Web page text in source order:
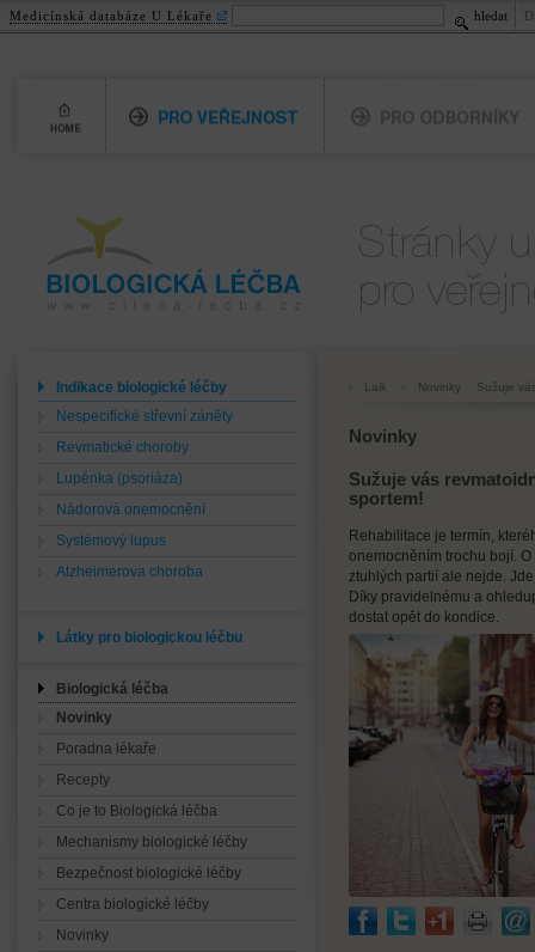
Biologická léčba Pro veřejnost
Indikace biologické léčby
Nespecifické střevní záněty
Revmatické choroby
Lupénka (psoriáza)
Nádorová onemocnění
Systémový lupus
Alzheimerova choroba
Látky pro biologickou léčbu
Biologická léčba
Novinky
Poradna lékaře
Recepty
Co je to Biologická léčba
Mechanismy biologické léčby
Bezpečnost biologické léčby
Centra biologické léčby
Novinky
Laik Novinky Sužuje
Novinky
Sužuje vás
sportem!
Rehabilitace je termín,
onemocněním trochu bojí.
ztuhlých partií ale nejde.
Díky pravidelnému a
dostat opět do kondice.
Medicínská databáze U Lékaře hledat